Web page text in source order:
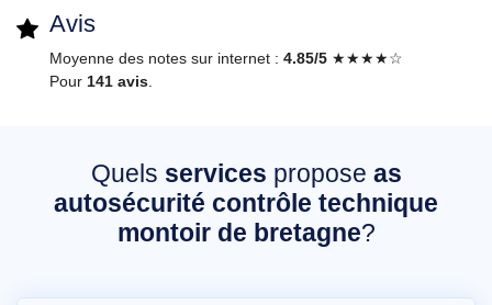
Avis
Moyenne des notes sur internet : 4.85/5 ★★★★☆
Pour 141 avis
Quels services propose as
autosécurité contrôle technique
montoir de bretagne?